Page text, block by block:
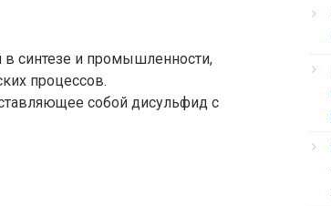
синтезе и промышленности,
процессов.
собой дисульфид с